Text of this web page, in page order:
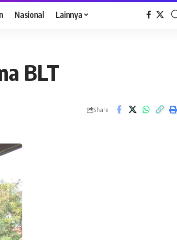
Nasional Lainnya
BLT
Share